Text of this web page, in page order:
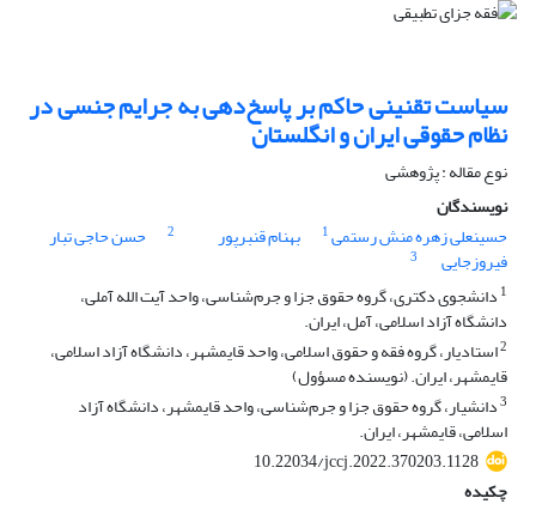
سیاست تقنینی حاکم بر پاسخ‌دهی به جرایم جنسی در
نظام حقوقی ایران و انگلستان
نوع مقاله : پژوهشی
نویسندگان
حسینعلی زهره منش رستمی1 بهنام قنبرپور 2 حسن حاجی تبار
فیروزجایی
3
1 دانشجوی دکتری، گروه حقوق جزا و جرم‌شناسی، واحد آیت الله آملی،
دانشگاه آزاد اسلامی، آمل، ایران.
2استادیار، گروه فقه و حقوق اسلامی، واحد قایمشهر، دانشگاه آزاد اسلامی،
قایمشهر، ایران. (نویسنده مسؤول)
3دانشیار، گروه حقوق جزا و جرم‌شناسی، واحد قایمشهر، دانشگاه آزاد
اسلامی، قایمشهر، ایران.
10.22034/jccj.2022.370203.1128
چکیده